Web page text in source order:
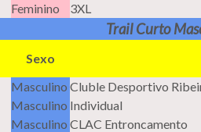
Feminino 3XL
Trail Curto
Sexo
Masculino Cluble Desportivo
Masculino Individual
Masculino CLAC Entroncamento